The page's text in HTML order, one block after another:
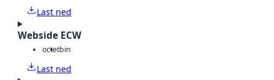
Last ned
Webside ECW
octetbin
Last ned